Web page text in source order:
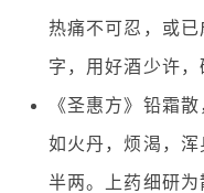
热痛不可忍，或
字，用好酒少许，
《圣惠方》铅霜
如火丹，烦渴，
半两。上药细研为